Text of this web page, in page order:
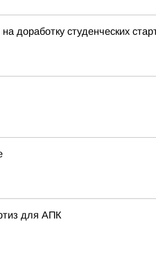
доработку студенческих
для АПК